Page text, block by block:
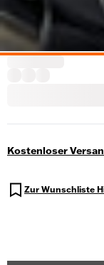
Kostenloser
Zur Wunschliste